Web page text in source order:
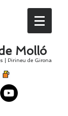
Molló
Pirineu de Girona